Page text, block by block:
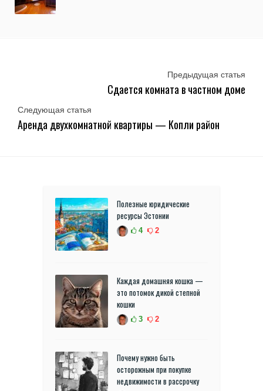
Предыдущая статья
Сдается комната в частном доме
Следующая статья
Аренда двухкомнатной квартиры — Копли район
Полезные юридические
ресурсы Эстонии
4 2
Каждая домашняя кошка —
это потомок дикой степной
кошки
3 2
Почему нужно быть
осторожным при покупке
недвижимости в рассрочку